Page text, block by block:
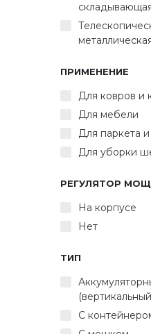
ПРИМЕНЕНИЕ
Для ковров и
Для мебели
Для паркета
Для уборки
РЕГУЛЯТОР
На корпусе
Нет
ТИП
С